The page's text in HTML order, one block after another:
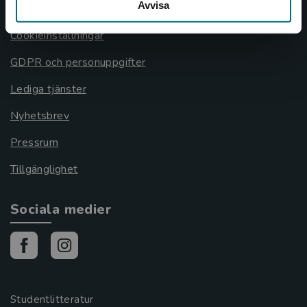
Avvisa
Cookieinställningar
GDPR och personuppgifter
Lediga tjänster
Nyhetsbrev
Pressrum
Tillgänglighet
Sociala medier
Studentlitteratur